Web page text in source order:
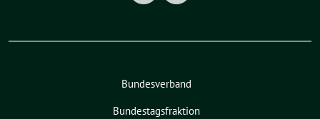
Bundesverband
Bundestagsfraktion